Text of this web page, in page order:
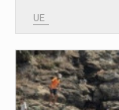
UE